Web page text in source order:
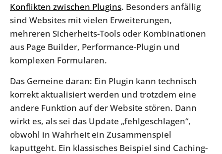
Konflikten zwischen Plugins. Besonders anfällig
sind Websites mit vielen Erweiterungen,
mehreren Sicherheits-Tools oder Kombinationen
aus Page Builder, Performance-Plugin und
komplexen Formularen.
Das Gemeine daran: Ein Plugin kann technisch
korrekt aktualisiert werden und trotzdem eine
andere Funktion auf der Website stören. Dann
wirkt es, als sei das Update „fehlgeschlagen“,
obwohl in Wahrheit ein Zusammenspiel
kaputtgeht. Ein klassisches Beispiel sind Caching-